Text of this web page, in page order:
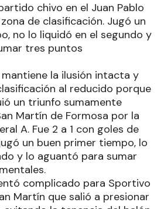
chivo en el Juan Pablo
de clasificación. Jugó un
no lo liquidó en el segundo y
tres puntos
la ilusión intacta y
al reducido porque
un triunfo sumamente
Martín de Formosa por la
A. Fue 2 a 1 con goles de
un buen primer tiempo, lo
y lo aguantó para sumar
complicado para Sportivo
Martín que salió a presionar